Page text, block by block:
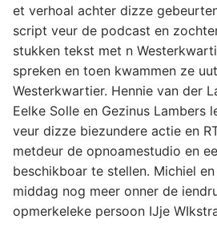
et verhoal achter dizze
script veur de podcast en
stukken tekst met n
spreken en toen kwammen ze
Westerkwartier. Hennie van der
Eelke Solle en Gezinus Lambers
veur dizze biezundere actie en
metdeur de opnoamestudio en
beschikboar te stellen. Michiel
middag nog meer onner de
opmerkeleke persoon IJje